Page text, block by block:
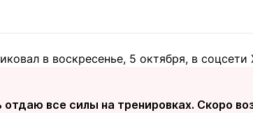
в воскресенье, 5 октября, в соцсети
все силы на тренировках. Скоро